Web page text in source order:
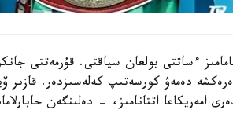
ءساتتى بولعان سياقتى. قۇرمەتتى
دەمەۋ كورسەتىپ كەلەسىزدەر. قازىر
امەريكاعا اتتانامىز، - دەلىنگەن